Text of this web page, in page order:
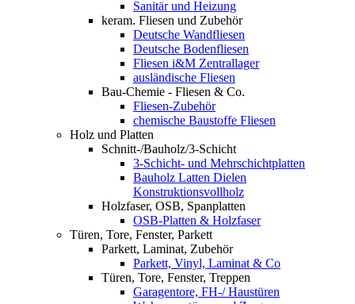
Sanitär und Heizung
keram. Fliesen und Zubehör
Deutsche Wandfliesen
Deutsche Bodenfliesen
Fliesen i&M Zentrallager
ausländische Fliesen
Bau-Chemie - Fliesen & Co.
Fliesen-Zubehör
chemische Baustoffe Fliesen
Holz und Platten
Schnitt-/Bauholz/3-Schicht
3-Schicht- und Mehrschichtplatten
Bauholz Latten Dielen
Konstruktionsvollholz
Holzfaser, OSB, Spanplatten
OSB-Platten & Holzfaser
Türen, Tore, Fenster, Parkett
Parkett, Laminat, Zubehör
Parkett, Vinyl, Laminat & Co
Türen, Tore, Fenster, Treppen
Garagentore, FH-/ Haustüren